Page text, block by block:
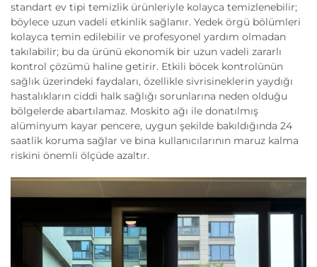
standart ev tipi temizlik ürünleriyle kolayca temizlenebilir;
böylece uzun vadeli etkinlik sağlanır. Yedek örgü bölümleri
kolayca temin edilebilir ve profesyonel yardım olmadan
takılabilir; bu da ürünü ekonomik bir uzun vadeli zararlı
kontrol çözümü haline getirir. Etkili böcek kontrolünün
sağlık üzerindeki faydaları, özellikle sivrisineklerin yaydığı
hastalıkların ciddi halk sağlığı sorunlarına neden olduğu
bölgelerde abartılamaz. Moskito ağı ile donatılmış
alüminyum kayar pencere, uygun şekilde bakıldığında 24
saatlik koruma sağlar ve bina kullanıcılarının maruz kalma
riskini önemli ölçüde azaltır.